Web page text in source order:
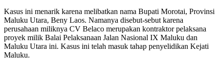
Kasus ini menarik karena melibatkan nama Bupati Morotai, Provinsi
Maluku Utara, Beny Laos. Namanya disebut-sebut karena
perusahaan miliknya CV Belaco merupakan kontraktor pelaksana
proyek milik Balai Pelaksanaan Jalan Nasional IX Maluku dan
Maluku Utara ini. Kasus ini telah masuk tahap penyelidikan Kejati
Maluku.